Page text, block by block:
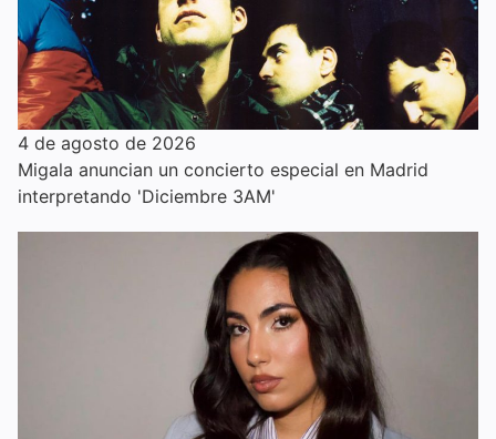
4 de agosto de 2026
Migala anuncian un concierto especial en Madrid
interpretando 'Diciembre 3AM'